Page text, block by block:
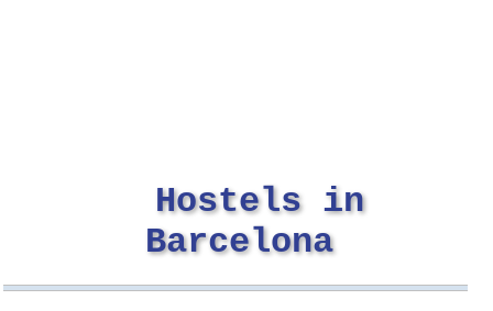
Hostels in
Barcelona